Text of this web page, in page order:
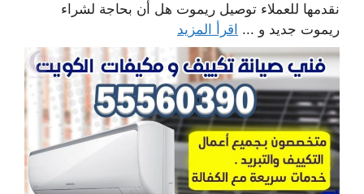
نقدمها للعملاء توصيل ريموت هل أن بحاجة لشراء
ريموت جديد و ... اقرأ المزيد